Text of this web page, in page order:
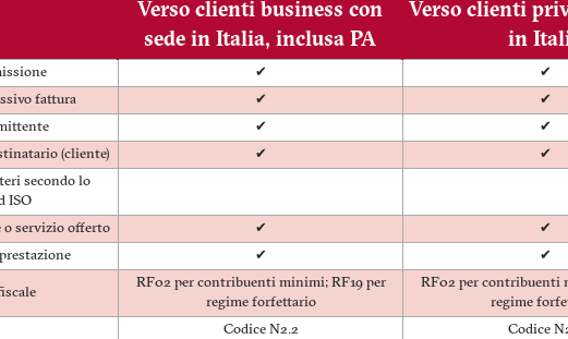
Verso clienti business con
sede in Italia, inclusa PA
Verso clienti
in
✔ ✔
fattura
✔ ✔
✔ ✔
(cliente)
✔ ✔
secondo lo
ISO
o servizio offerto ✔ ✔
✔ ✔
RF02 per contribuenti minimi; RF19 per
regime forfettario
RF02 per contribuenti
regime
Codice N2.2
Codice